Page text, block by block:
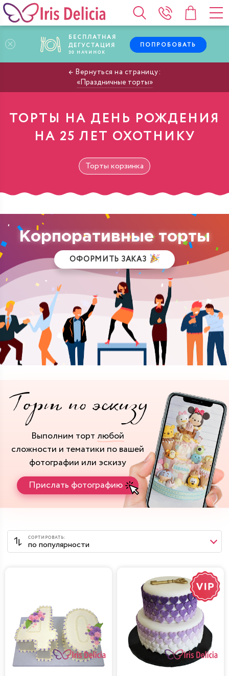
БЕСПЛАТНАЯ
ДЕГУСТАЦИЯ
30 НАЧИНОК
ПОПРОБОВАТЬ
Праздничные торты
ТОРТЫ НА ДЕНЬ РОЖДЕНИЯ
НА 25 ЛЕТ ОХОТНИКУ
Торты корзинка
Корпоративные торты
ОФОРМИТЬ ЗАКАЗ
Выполним торт любой
сложности и тематики по вашей
фотографии или эскизу
Прислать фотографию